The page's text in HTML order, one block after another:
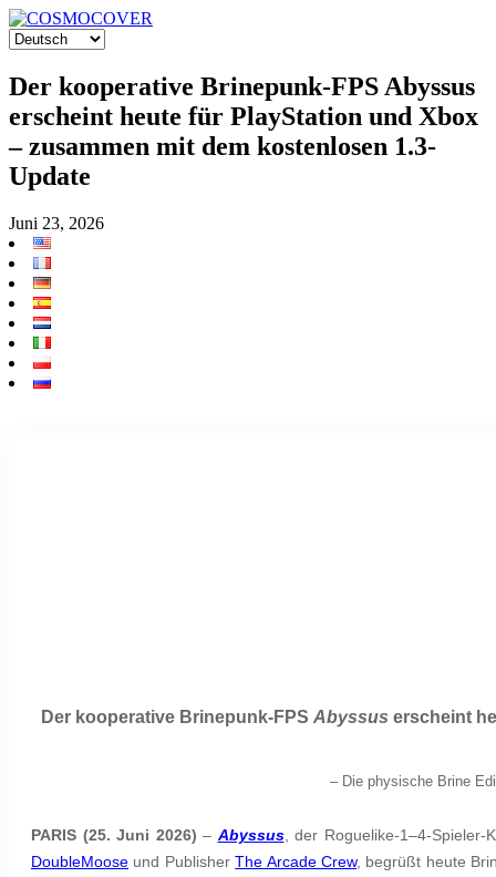
Der kooperative Brinepunk-FPS Abyssus
erscheint heute für PlayStation und Xbox
– zusammen mit dem kostenlosen 1.3-
Update
Juni 23, 2026
Der kooperative Brinepunk-FPS Abyssus erscheint
– Die physische Brine
PARIS (25. Juni 2026) – Abyssus, der Roguelike-1–4-Spieler-
DoubleMoose und PublisherThe Arcade Crew, begrüßt heute